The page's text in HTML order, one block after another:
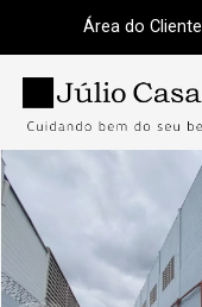
Área do Cliente